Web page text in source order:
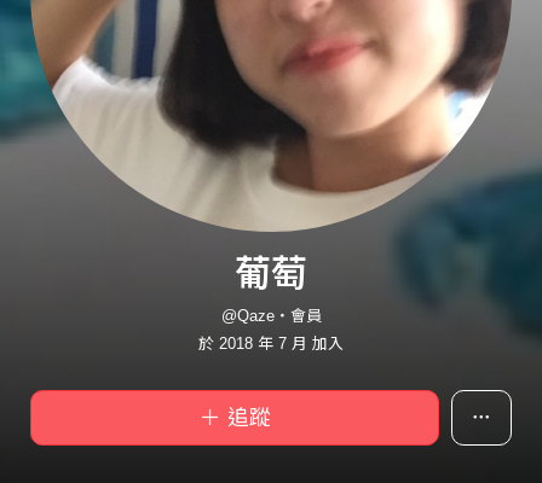
葡萄
@Qaze・會員
於 2018 年 7 月 加入
＋ 追蹤